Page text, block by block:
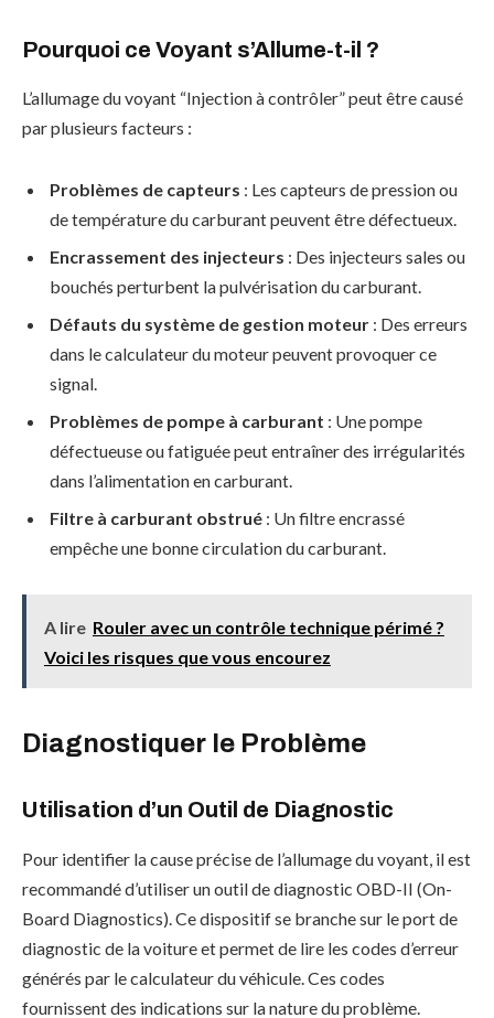
Pourquoi ce Voyant s’Allume-t-il ?
L’allumage du voyant “Injection à contrôler” peut être causé
par plusieurs facteurs :
Problèmes de capteurs : Les capteurs de pression ou
de température du carburant peuvent être défectueux.
Encrassement des injecteurs : Des injecteurs sales ou
bouchés perturbent la pulvérisation du carburant.
Défauts du système de gestion moteur : Des erreurs
dans le calculateur du moteur peuvent provoquer ce
signal.
Problèmes de pompe à carburant : Une pompe
défectueuse ou fatiguée peut entraîner des irrégularités
dans l’alimentation en carburant.
Filtre à carburant obstrué : Un filtre encrassé
empêche une bonne circulation du carburant.
A lire Rouler avec un contrôle technique périmé ?
Voici les risques que vous encourez
Diagnostiquer le Problème
Utilisation d’un Outil de Diagnostic
Pour identifier la cause précise de l’allumage du voyant, il est
recommandé d’utiliser un outil de diagnostic OBD-II (On-
Board Diagnostics). Ce dispositif se branche sur le port de
diagnostic de la voiture et permet de lire les codes d’erreur
générés par le calculateur du véhicule. Ces codes
fournissent des indications sur la nature du problème.